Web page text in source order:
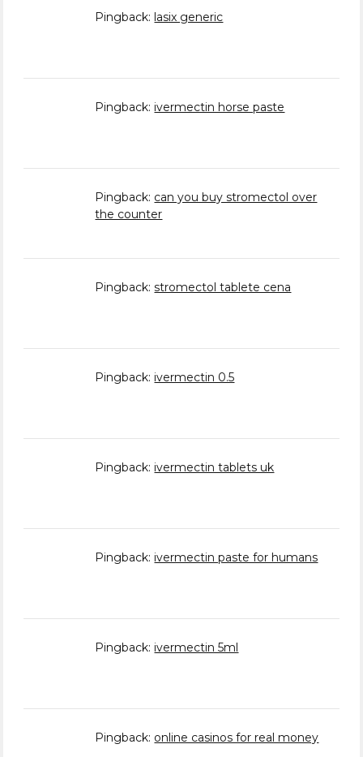
Pingback: lasix generic
Pingback: ivermectin horse paste
Pingback: can you buy stromectol over
the counter
Pingback:stromectol tablete cena
Pingback: ivermectin 0.5
Pingback: ivermectin tablets uk
Pingback: ivermectin paste for humans
Pingback: ivermectin 5ml
Pingback: online casinos for real money